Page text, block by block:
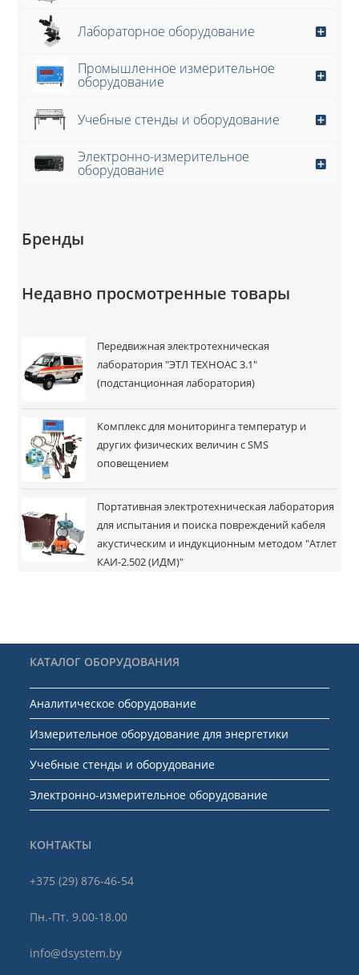
Лабораторное оборудование
Промышленное измерительное
оборудование
Учебные стенды и оборудование
Электронно-измерительное
оборудование
Бренды
Недавно просмотренные товары
Передвижная электротехническая
лаборатория "ЭТЛ ТЕХНОАС 3.1"
(подстанционная лаборатория)
Комплекс для мониторинга температур и
других физических величин c SMS
оповещением
Портативная электротехническая лаборатория
для испытания и поиска повреждений кабеля
акустическим и индукционным методом "Атлет
КАИ-2.502 (ИДМ)"
КАТАЛОГ ОБОРУДОВАНИЯ
Аналитическое оборудование
Измерительное оборудование для энергетики
Учебные стенды и оборудование
Электронно-измерительное оборудование
КОНТАКТЫ
+375 (29) 876-46-54
Пн.-Пт. 9.00-18.00
info@dsystem.by